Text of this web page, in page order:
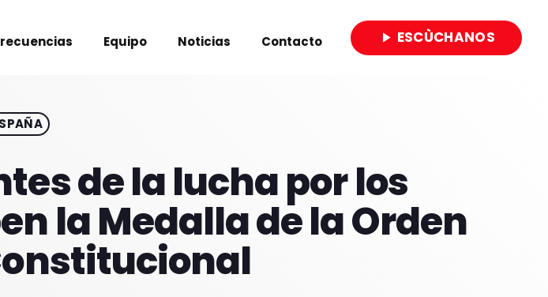
Equipo Noticias Contacto play_arrow ESCÙCHANOS
de la lucha por los
la Medalla de la Orden